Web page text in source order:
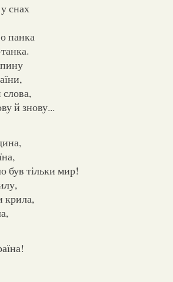
снах
панка
слова,
й знову...
був тільки мир!
крила,